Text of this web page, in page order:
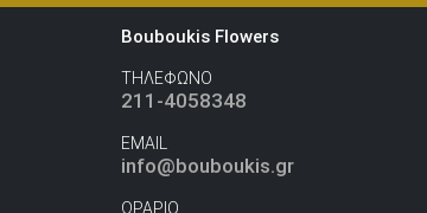
Bouboukis Flowers
ΤΗΛΕΦΩΝΟ
211-4058348
EMAIL
info@bouboukis.gr
ΩΡΑΡΙΟ